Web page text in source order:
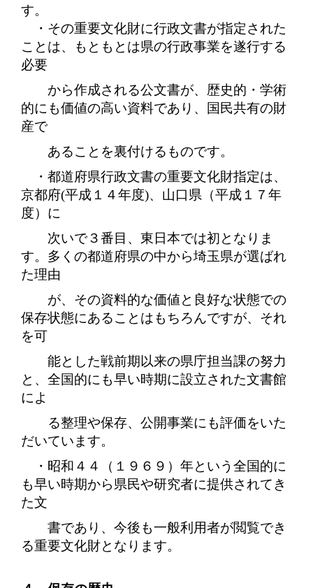
す。
・その重要文化財に行政文書が指定された
ことは、もともとは県の行政事業を遂行する
必要
から作成される公文書が、歴史的・学術
的にも価値の高い資料であり、国民共有の財
産で
あることを裏付けるものです。
・都道府県行政文書の重要文化財指定は、
京都府(平成１４年度)、山口県（平成１７年
度） に
次いで３番目、東日本では初となりま
す。多くの都道府県の中から埼玉県が選ばれ
た理由
が、その資料的な価値と良好な状態での
保存状態にあることはもちろんですが、それ
を可
能とした戦前期以来の県庁担当課の努力
と、全国的にも早い時期に設立された文書館
によ
る整理や保存、公開事業にも評価をいた
だいています。
・昭和４４（１９６９）年という全国的に
も早い時期から県民や研究者に提供されてき
た文
書であり、今後も一般利用者が閲覧でき
る重要文化財となります。